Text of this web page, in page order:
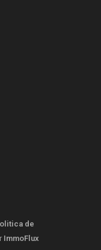
de
ImmoFlux